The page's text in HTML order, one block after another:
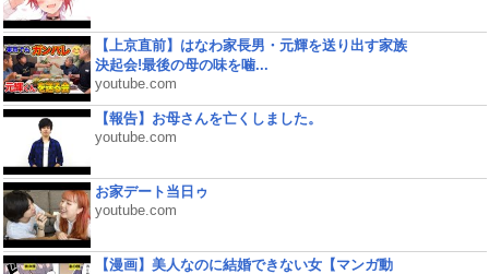
【上京直前】はなわ家長男・元輝を送り出す家族
決起会!最後の母の味を噛...
youtube.com
【報告】お母さんを亡くしました。
youtube.com
お家デート当日ゥ
youtube.com
【漫画】美人なのに結婚できない女【マンガ動